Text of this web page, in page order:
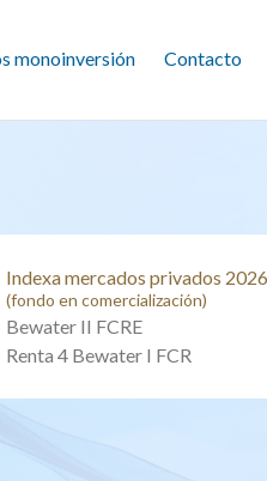
monoinversión Contacto
Indexa mercados privados
(fondo en comercialización)
Bewater II FCRE
Renta 4 Bewater I FCR